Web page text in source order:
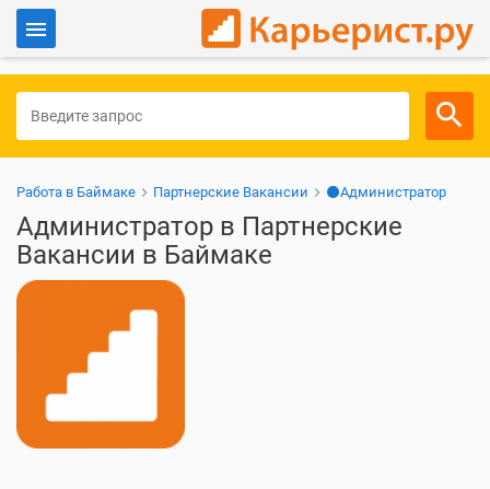
Для работодателей
Работа в Баймаке Партнерские Вакансии ⚫Администратор
Администратор в Партнерские
Вакансии в Баймаке